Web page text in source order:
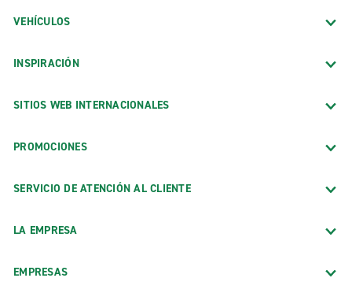
VEHÍCULOS
INSPIRACIÓN
SITIOS WEB INTERNACIONALES
PROMOCIONES
SERVICIO DE ATENCIÓN AL CLIENTE
LA EMPRESA
EMPRESAS